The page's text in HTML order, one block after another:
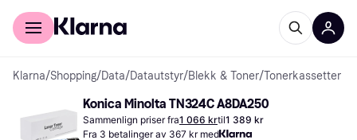
For kunder
Klarna/Shopping/Data/Datautstyr/Blekk & Toner/Tonerkassetter
Konica Minolta TN324C A8DA250
Sammenlign priser fra1 066 krtil1 389 kr
Fra 3 betalinger av 367 kr med